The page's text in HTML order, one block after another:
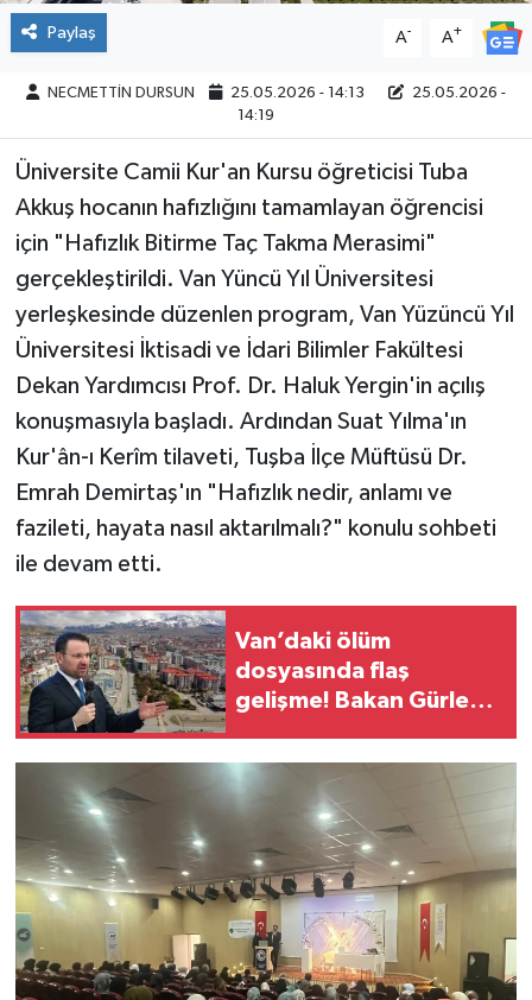
Paylaş A- A+
NECMETTİN DURSUN 25.05.2026 - 14:13
25.05.2026 -
14:19
Üniversite Camii Kur'an Kursu öğreticisi Tuba
Akkuş hocanın hafızlığını tamamlayan öğrencisi
için "Hafızlık Bitirme Taç Takma Merasimi"
gerçekleştirildi. Van Yüncü Yıl Üniversitesi
yerleşkesinde düzenlen program, Van Yüzüncü Yıl
Üniversitesi İktisadi ve İdari Bilimler Fakültesi
Dekan Yardımcısı Prof. Dr. Haluk Yergin'in açılış
konuşmasıyla başladı. Ardından Suat Yılma'ın
Kur'ân-ı Kerîm tilaveti, Tuşba İlçe Müftüsü Dr.
Emrah Demirtaş'ın "Hafızlık nedir, anlamı ve
fazileti, hayata nasıl aktarılmalı?" konulu sohbeti
ile devam etti.
Van’daki ölüm
dosyasında flaş
gelişme! Bakan Gürlek
dedi